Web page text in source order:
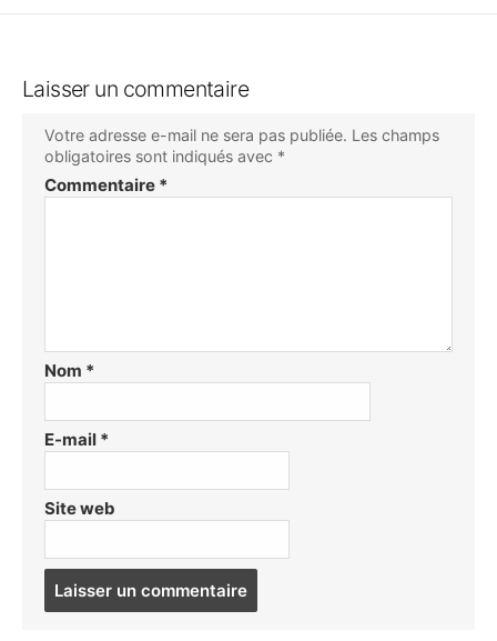
Laisser un commentaire
Votre adresse e-mail ne sera pas publiée. Les champs
obligatoires sont indiqués avec *
Commentaire *
Nom *
E-mail *
Site web